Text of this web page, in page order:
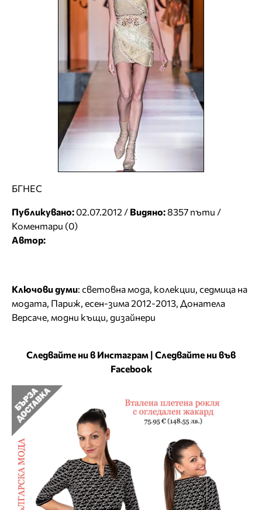
БГНЕС
Публикувано: 02.07.2012 / Видяно:8357 пъти /
Коментари (0)
Автор:
Ключови думи: световна мода колекции седмица на
модата Париж есен-зима 2012-2013 Донатела
Версаче модни къщи дизайнери
Следвайте ни в Инстаграм | Следвайте ни във
Facebook